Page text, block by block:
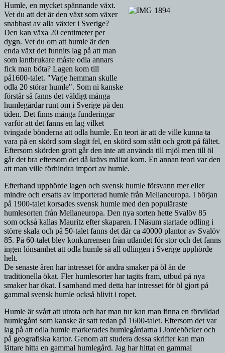
Humle, en mycket spännande växt.
Vet du att det är den växt som växer
snabbast av alla växter i Sverige?
Den kan växa 20 centimeter per
dygn. Vet du om att humle är den
enda växt det funnits lag på att man
som lantbrukare måste odla annars
fick man böta? Lagen kom till
på1600-talet. "Varje hemman skulle
odla 20 störar humle". Som ni kanske
förstår så fanns det väldigt många
humlegårdar runt om i Sverige på den
tiden. Det finns många funderingar
varför att det fanns en lag vilket
tvingade bönderna att odla humle. En teori är att de ville kunna ta
vara på en skörd som slagit fel, en skörd som stått och grott på fältet.
Eftersom skörden grott går den inte att använda till mjöl men till öl
går det bra eftersom det då krävs mältat korn. En annan teori var den
att man ville förhindra import av humle.
Efterhand upphörde lagen och svensk humle försvann mer eller
mindre och ersatts av importerad humle från Mellaneuropa. I början
på 1900-talet korsades svensk humle med den populäraste
humlesorten från Mellaneuropa. Den nya sorten hette Svalöv 85
som också kallas Mauritz efter skaparen. I Näsum startade odling i
större skala och på 50-talet fanns det där ca 40000 plantor av Svalöv
85. På 60-talet blev konkurrensen från utlandet för stor och det fanns
ingen lönsamhet att odla humle så all odlingen i Sverige upphörde
helt.
De senaste åren har intresset för andra smaker på öl än de
traditionella ökat. Fler humlesorter har tagits fram, utbud på nya
smaker har ökat. I samband med detta har intresset för öl gjort på
gammal svensk humle också blivit i ropet.
Humle är svårt att utrota och har man tur kan man finna en förvildad
humlegård som kanske är satt redan på 1600-talet. Eftersom det var
lag på att odla humle markerades humlegårdarna i Jordeböcker och
på geografiska kartor. Genom att studera dessa skrifter kan man
lättare hitta en gammal humlegård. Jag har hittat en gammal